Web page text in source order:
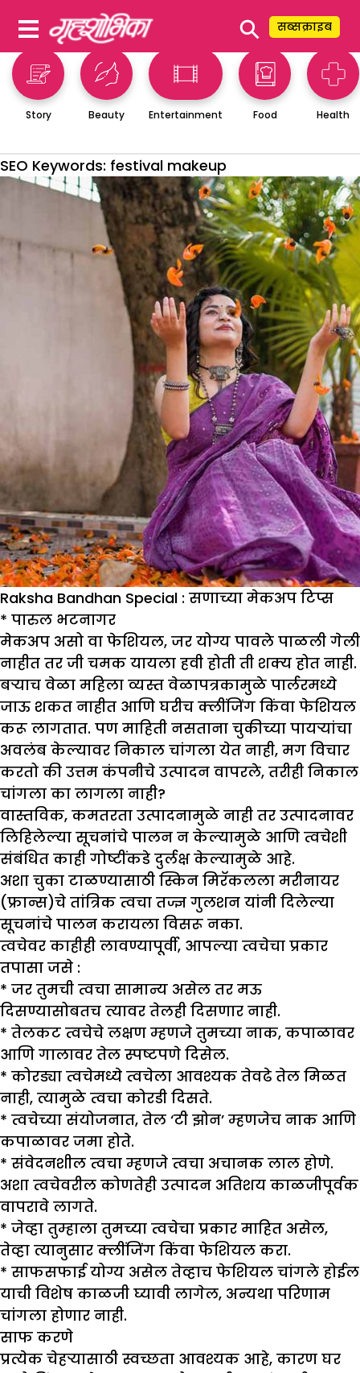
⚲ सब्सक्राइब
Story Beauty Entertainment Food Health
SEO Keywords: festival makeup
Raksha Bandhan Special : सणाच्या मेकअप टिप्स
* पारुल भटनागर
मेकअप असो वा फेशियल, जर योग्य पावले पाळली गेली
नाहीत तर जी चमक यायला हवी होती ती शक्य होत नाही.
बर्‍याच वेळा महिला व्यस्त वेळापत्रकामुळे पार्लरमध्ये
जाऊ शकत नाहीत आणि घरीच क्लींजिंग किंवा फेशियल
करू लागतात. पण माहिती नसताना चुकीच्या पायर्‍यांचा
अवलंब केल्यावर निकाल चांगला येत नाही, मग विचार
करतो की उत्तम कंपनीचे उत्पादन वापरले, तरीही निकाल
चांगला का लागला नाही?
वास्तविक, कमतरता उत्पादनामुळे नाही तर उत्पादनावर
लिहिलेल्या सूचनांचे पालन न केल्यामुळे आणि त्वचेशी
संबंधित काही गोष्टींकडे दुर्लक्ष केल्यामुळे आहे.
अशा चुका टाळण्यासाठी स्किन मिरॅकलला मरीनायर
(फ्रान्स)चे तांत्रिक त्वचा तज्ज्ञ गुलशन यांनी दिलेल्या
सूचनांचे पालन करायला विसरू नका.
त्वचेवर काहीही लावण्यापूर्वी, आपल्या त्वचेचा प्रकार
तपासा जसे :
* जर तुमची त्वचा सामान्य असेल तर मऊ
दिसण्यासोबतच त्यावर तेलही दिसणार नाही.
* तेलकट त्वचेचे लक्षण म्हणजे तुमच्या नाक, कपाळावर
आणि गालावर तेल स्पष्टपणे दिसेल.
* कोरड्या त्वचेमध्ये त्वचेला आवश्यक तेवढे तेल मिळत
नाही, त्यामुळे त्वचा कोरडी दिसते.
* त्वचेच्या संयोजनात, तेल ‘टी झोन’ म्हणजेच नाक आणि
कपाळावर जमा होते.
* संवेदनशील त्वचा म्हणजे त्वचा अचानक लाल होणे.
अशा त्वचेवरील कोणतेही उत्पादन अतिशय काळजीपूर्वक
वापरावे लागते.
* जेव्हा तुम्हाला तुमच्या त्वचेचा प्रकार माहित असेल,
तेव्हा त्यानुसार क्लींजिंग किंवा फेशियल करा.
* साफसफाई योग्य असेल तेव्हाच फेशियल चांगले होईल
याची विशेष काळजी घ्यावी लागेल, अन्यथा परिणाम
चांगला होणार नाही.
साफ करणे
प्रत्येक चेहऱ्यासाठी स्वच्छता आवश्यक आहे, कारण घर